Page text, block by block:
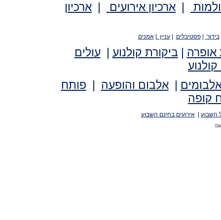
| ארכיון אירועים | ארכיון
בידור |פסטיבלים |עניין |אמנים
אופרה | ביקורת קולנוע |עולים
קולנוע
|אלבום והופעה | פותח
קופה
השבוע אירועים בחינם השבוע